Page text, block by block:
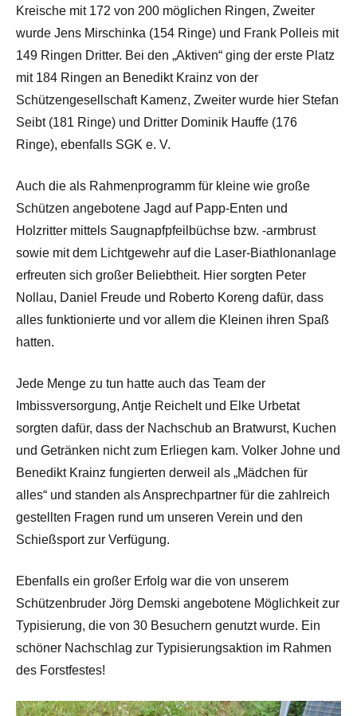
Kreische mit 172 von 200 möglichen Ringen, Zweiter
wurde Jens Mirschinka (154 Ringe) und Frank Polleis mit
149 Ringen Dritter. Bei den „Aktiven“ ging der erste Platz
mit 184 Ringen an Benedikt Krainz von der
Schützengesellschaft Kamenz, Zweiter wurde hier Stefan
Seibt (181 Ringe) und Dritter Dominik Hauffe (176
Ringe), ebenfalls SGK e. V.
Auch die als Rahmenprogramm für kleine wie große
Schützen angebotene Jagd auf Papp-Enten und
Holzritter mittels Saugnapfpfeilbüchse bzw. -armbrust
sowie mit dem Lichtgewehr auf die Laser-Biathlonanlage
erfreuten sich großer Beliebtheit. Hier sorgten Peter
Nollau, Daniel Freude und Roberto Koreng dafür, dass
alles funktionierte und vor allem die Kleinen ihren Spaß
hatten.
Jede Menge zu tun hatte auch das Team der
Imbissversorgung, Antje Reichelt und Elke Urbetat
sorgten dafür, dass der Nachschub an Bratwurst, Kuchen
und Getränken nicht zum Erliegen kam. Volker Johne und
Benedikt Krainz fungierten derweil als „Mädchen für
alles“ und standen als Ansprechpartner für die zahlreich
gestellten Fragen rund um unseren Verein und den
Schießsport zur Verfügung.
Ebenfalls ein großer Erfolg war die von unserem
Schützenbruder Jörg Demski angebotene Möglichkeit zur
Typisierung, die von 30 Besuchern genutzt wurde. Ein
schöner Nachschlag zur Typisierungsaktion im Rahmen
des Forstfestes!